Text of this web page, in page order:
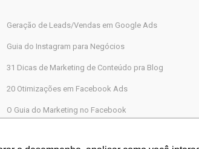
Geração de Leads/Vendas em Google Ads
Guia do Instagram para Negócios
31 Dicas de Marketing de Conteúdo pra Blog
20 Otimizações em Facebook Ads
O Guia do Marketing no Facebook